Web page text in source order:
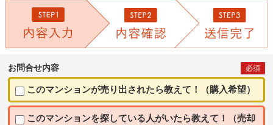
お問合せ内容 必須
このマンションが売り出されたら教えて！（購入希望）
このマンションを探している人がいたら教えて！（売却